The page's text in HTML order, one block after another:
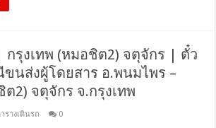
รุงเทพ (หมอชิต2) จตุจักร | ตั๋ว
ขนส่งผู้โดยสาร อ.พนมไพร –
ต2) จตุจักร จ.กรุงเทพ
รางเดินรถ 0